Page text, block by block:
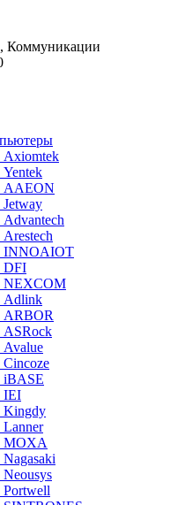
Коммуникации
AAEON
INNOAIOT
DFI
NEXCOM
Adlink
ARBOR
iBASE
IEI
Kingdy
MOXA